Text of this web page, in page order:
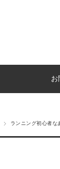
お
ランニング初心者な